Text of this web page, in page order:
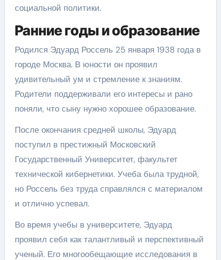
социальной политики.
Ранние годы и образование
Родился Эдуард Россель 25 января 1938 года в
городе Москва. В юности он проявил
удивительный ум и стремление к знаниям.
Родители поддерживали его интересы и рано
поняли, что сыну нужно хорошее образование.
После окончания средней школы, Эдуард
поступил в престижный Московский
Государственный Университет, факультет
технической кибернетики. Учеба была трудной,
но Россель без труда справлялся с материалом
и отлично успевал.
Во время учебы в университете, Эдуард
проявил себя как талантливый и перспективный
ученый. Его многообещающие исследования в